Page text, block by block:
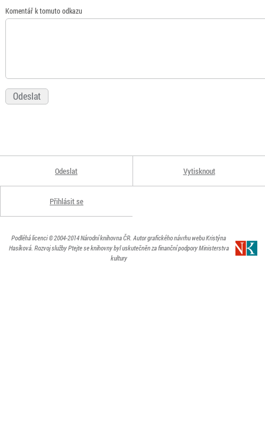
Komentář k tomuto odkazu
Odeslat Vytisknout
Přihlásit se
Podléhá licenci© 2004-2014Národní knihovna ČR. Autor grafického návrhu webu Kristýna
Hasíková. Rozvoj služby Ptejte se knihovny byl uskutečněn za finanční podpory Ministerstva
kultury